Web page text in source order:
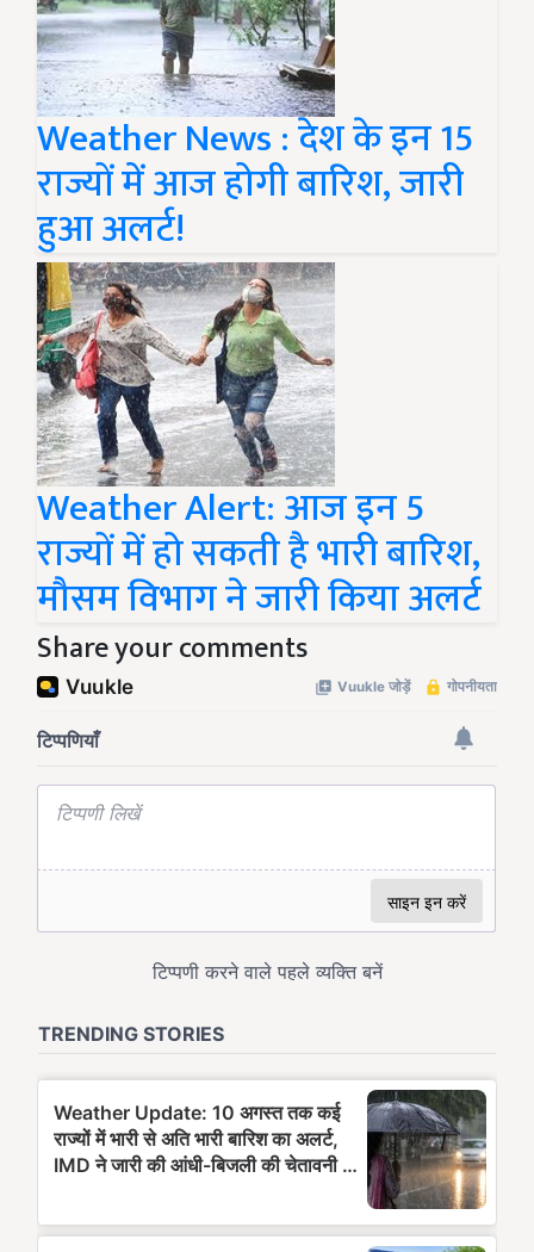
Weather News : देश के इन 15
राज्यों में आज होगी बारिश, जारी
हुआ अलर्ट!
Weather Alert: आज इन 5
राज्यों में हो सकती है भारी बारिश,
मौसम विभाग ने जारी किया अलर्ट
Share your comments